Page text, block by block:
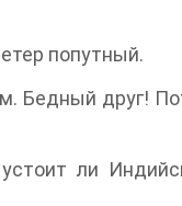
попутный.
Бедный друг!
ли